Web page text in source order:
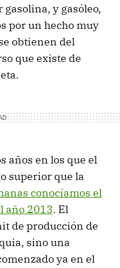
y gasóleo,
por un hecho muy
obtienen del
que existe de
años en los que el
superior que la
conocíamos el
año 2013. El
de producción de
sino una
ya en el